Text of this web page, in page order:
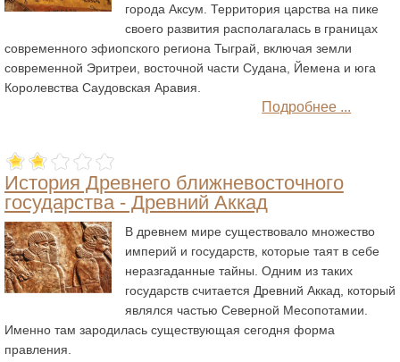
города Аксум. Территория царства на пике
своего развития располагалась в границах
современного эфиопского региона Тыграй, включая земли
современной Эритреи, восточной части Судана, Йемена и юга
Королевства Саудовская Аравия.
Подробнее ...
История Древнего ближневосточного
государства - Древний Аккад
В древнем мире существовало множество
империй и государств, которые таят в себе
неразгаданные тайны. Одним из таких
государств считается Древний Аккад, который
являлся частью Северной Месопотамии.
Именно там зародилась существующая сегодня форма
правления.